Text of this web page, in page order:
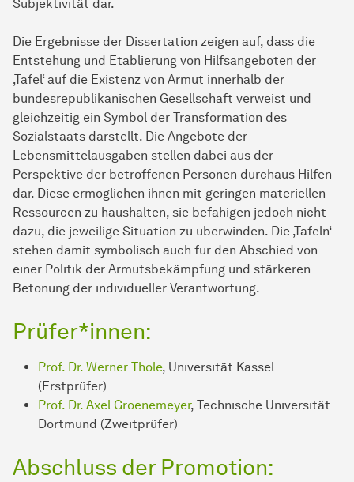
Subjektivität dar.
Die Ergebnisse der Dissertation zeigen auf, dass die
Entstehung und Etablierung von Hilfsangeboten der
‚Tafel‘ auf die Existenz von Armut innerhalb der
bundesrepublikanischen Gesellschaft verweist und
gleichzeitig ein Symbol der Transformation des
Sozialstaats darstellt. Die Angebote der
Lebensmittelausgaben stellen dabei aus der
Perspektive der betroffenen Personen durchaus Hilfen
dar. Diese ermöglichen ihnen mit geringen materiellen
Ressourcen zu haushalten, sie befähigen jedoch nicht
dazu, die jeweilige Situation zu überwinden. Die ‚Tafeln‘
stehen damit symbolisch auch für den Abschied von
einer Politik der Armutsbekämpfung und stärkeren
Betonung der individueller Verantwortung.
Prüfer*innen:
Prof. Dr. Werner Thole, Universität Kassel
(Erstprüfer)
Prof. Dr. Axel Groenemeyer, Technische Universität
Dortmund (Zweitprüfer)
Abschluss der Promotion: